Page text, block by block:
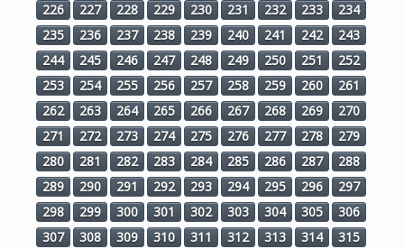
226
227 228 229 230 231 232 233
234
235
236 237 238 239 240 241 242
243
244
245 246 247 248 249 250 251
252
253
254 255 256 257 258 259 260
261
262
263 264 265 266 267 268 269
270
271
272 273 274 275 276 277 278
279
280
281 282 283 284 285 286 287
288
289
290 291 292 293 294 295 296
297
298
299 300 301 302 303 304 305
306
307
308 309 310 311 312 313 314
315